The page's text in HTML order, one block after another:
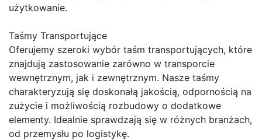
użytkowanie.
Taśmy Transportujące
Oferujemy szeroki wybór taśm transportujących, które
znajdują zastosowanie zarówno w transporcie
wewnętrznym, jak i zewnętrznym. Nasze taśmy
charakteryzują się doskonałą jakością, odpornością na
zużycie i możliwością rozbudowy o dodatkowe
elementy. Idealnie sprawdzają się w różnych branżach,
od przemysłu po logistykę.